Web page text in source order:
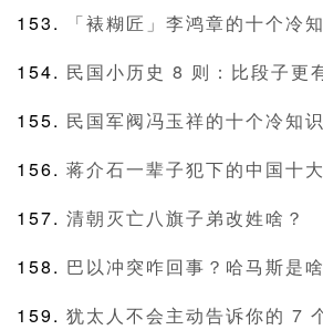
「裱糊匠」李鸿章的十个冷知
民国小历史 8 则：比段子更
民国军阀冯玉祥的十个冷知识
蒋介石一辈子犯下的中国十大
清朝灭亡八旗子弟改姓啥？
巴以冲突咋回事？哈马斯是
犹太人不会主动告诉你的 7